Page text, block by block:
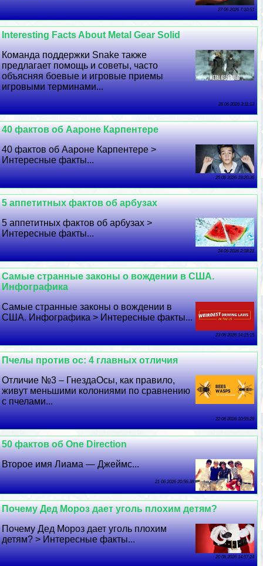
27 06 2026 7:10:51
Interesting Facts About Metal Gear Solid
Комaнда поддержки Snake также
предлагает помощь и советы, часто
объясняя боевые и игровые приемы
игровыми терминами...
26 06 2026 3:11:13
40 фактов об Аароне Карпентере
40 фактов об Аароне Карпентере >
Интересные факты...
25 06 2026 19:20:36
5 аппетитных фактов об арбузах
5 аппетитных фактов об арбузах >
Интересные факты...
24 06 2026 2:18:21
Самые странные законы о вождении в США.
Инфографика
Самые странные законы о вождении в
США. Инфографика > Интересные факты...
23 06 2026 14:15:15
Пчелы против ос: 4 главных отличия
Отличие №3 – ГнездаОсы, как правило,
живут меньшими колониями по сравнению
с пчелами...
22 06 2026 10:55:29
50 фактов об One Direction
Второе имя Лиама — Джеймс...
21 06 2026 20:56:38
Почему Дед Мороз дает уголь плохим детям?
Почему Дед Мороз дает уголь плохим
детям? > Интересные факты...
20 06 2026 14:57:24